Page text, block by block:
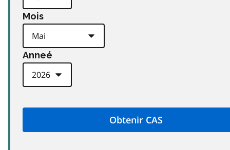
Mois
Anneé